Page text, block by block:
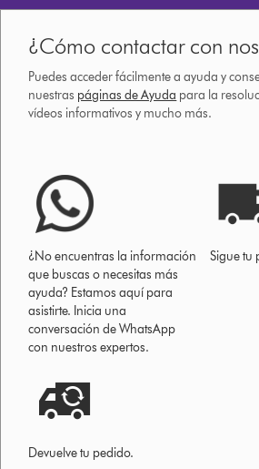
¿Cómo contactar con
Puedes acceder fácilmente a ayuda y
nuestras páginas de Ayuda para la
vídeos informativos y mucho más.
¿No encuentras la información
que buscas o necesitas más
ayuda? Estamos aquí para
asistirte. Inicia una
conversación de WhatsApp
con nuestros expertos.
Sigue tu
Devuelve tu pedido.